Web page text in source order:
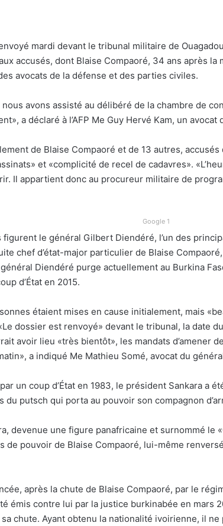
mardi devant le tribunal militaire de
accusés, dont Blaise Compaoré, 34 ans après la
avocats de la défense et des parties civiles.
avons assisté au délibéré de la chambre de
a déclaré à l’AFP Me Guy Hervé Kam, un avocat
de Blaise Compaoré et de 13 autres, accusés
et «complicité de recel de cadavres».
Il appartient donc au procureur militaire de
Google 1
figurent le général Gilbert Diendéré, l’un des
chef d’état-major particulier de Blaise
Diendéré purge actuellement au Burkina
d’État en 2015.
étaient mises en cause initialement, mais
dossier est renvoyé» devant le tribunal, la date
avoir lieu «très bientôt», les mandats d’amener
a indiqué Me Mathieu Somé, avocat du
un coup d’État en 1983, le président Sankara a
du putsch qui porta au pouvoir son compagnon
devenue une figure panafricaine et surnommé le
de pouvoir de Blaise Compaoré, lui-même
après la chute de Blaise Compaoré, par le
émis contre lui par la justice burkinabée en mars
sa chute. Ayant obtenu la nationalité ivoirienne, il